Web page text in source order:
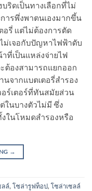
ริดเป็นทางเลือกที่ไม่
ารพึ่งพาตนเองมากขึ้น
อรี่ แต่ไม่ต้องการตัด
ม่เจอกับปัญหาไฟฟ้าดับ
ที่เป็นแหล่งจ่ายไฟ
ต้องสามารถแยกออก
จากแบตเตอรี่สำรอง
อร์เตอร์ที่ทันสมัยส่วน
นบางตัวไม่มี ซึ่ง
ในโหมดสำรองหรือ
→
ลล์, โซล่ารูฟท็อป, โซล่าเซลล์